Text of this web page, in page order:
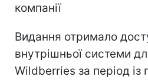
компанії
Видання отримало
внутрішньої системи
Wildberries за період із